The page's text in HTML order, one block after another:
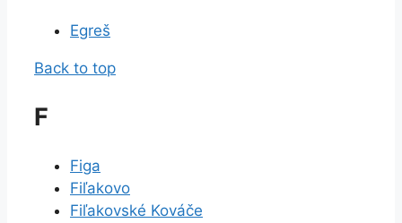
Egreš
Back to top
F
Figa
Fiľakovo
Fiľakovské Kováče